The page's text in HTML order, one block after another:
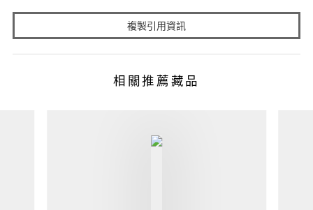
複製引用資訊
相關推薦藏品